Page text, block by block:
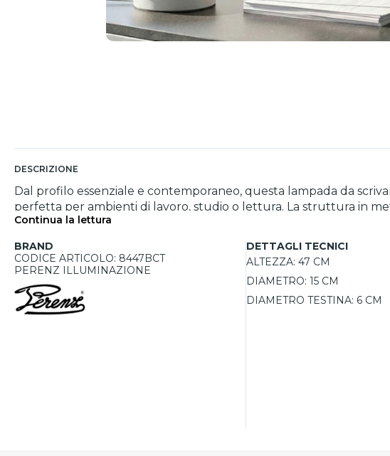
DESCRIZIONE
Dal profilo essenziale e contemporaneo, questa lampada da
perfetta per ambienti di lavoro, studio o lettura. La struttura in
orientabile con diffusore in vetro consente di dirigere la luce in
temperatura colore, per adattare l’illuminazione alle diverse
Continua la lettura
BRAND
CODICE ARTICOLO: 8447BCT
PERENZ ILLUMINAZIONE
DETTAGLI TECNICI
ALTEZZA: 47 CM
DIAMETRO: 15 CM
DIAMETRO TESTINA: 6 CM